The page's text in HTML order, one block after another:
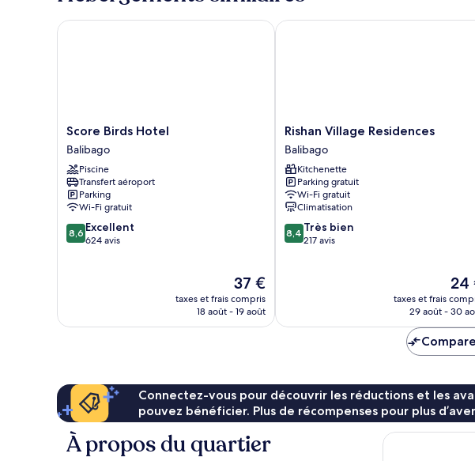
Chambre
Chambre
Score
Birds
Hotel
Balibago
Score Birds Hotel
Balibago
Piscine
Transfert aéroport
Parking
Wi-Fi gratuit
8.6
sur
8,6 Excellent
624 avis
Le
nouveau
prix
37 €
taxes et frais compris
18 août - 19 août
Score Birds Hotel
Rishan
Village
Residences
Balibago
Rishan Village Residences
Balibago
Kitchenette
Parking gratuit
Wi-Fi gratuit
Climatisation
8.4
sur
8,4 Très bien
217 avis
Le
prix
de
24 €
24
taxes et frais
29 août - 30
Rishan Village Residences
Connectez-vous pour découvrir les réductions et les
pouvez bénéficier. Plus de récompenses pour plus
À propos du quartier